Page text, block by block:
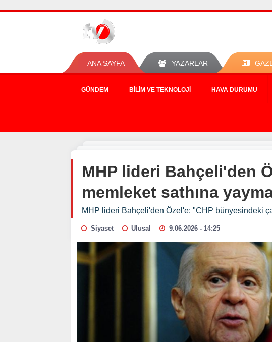
ANA SAYFA YAZARLAR
GÜNDEM BILIM VE TEKNOLOJI HAVA DURUMU
MHP lideri Bahçeli'den
memleket sathına
MHP lideri Bahçeli'den Özel'e: "CHP bünyesindeki
Siyaset Ulusal 9.06.2026 - 14:25